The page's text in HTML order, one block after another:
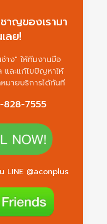
ญของเรามา
ลย!
าง" ให้ทีมงานมือ
และแก้ไขปัญหาให้
มายบริการได้ทันที
828-7555
LINE @aconplus